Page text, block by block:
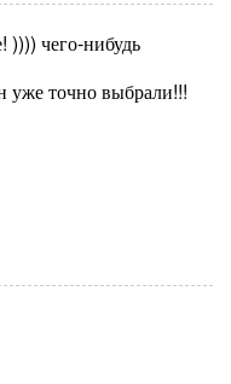
чего-нибудь
уже точно выбрали!!!